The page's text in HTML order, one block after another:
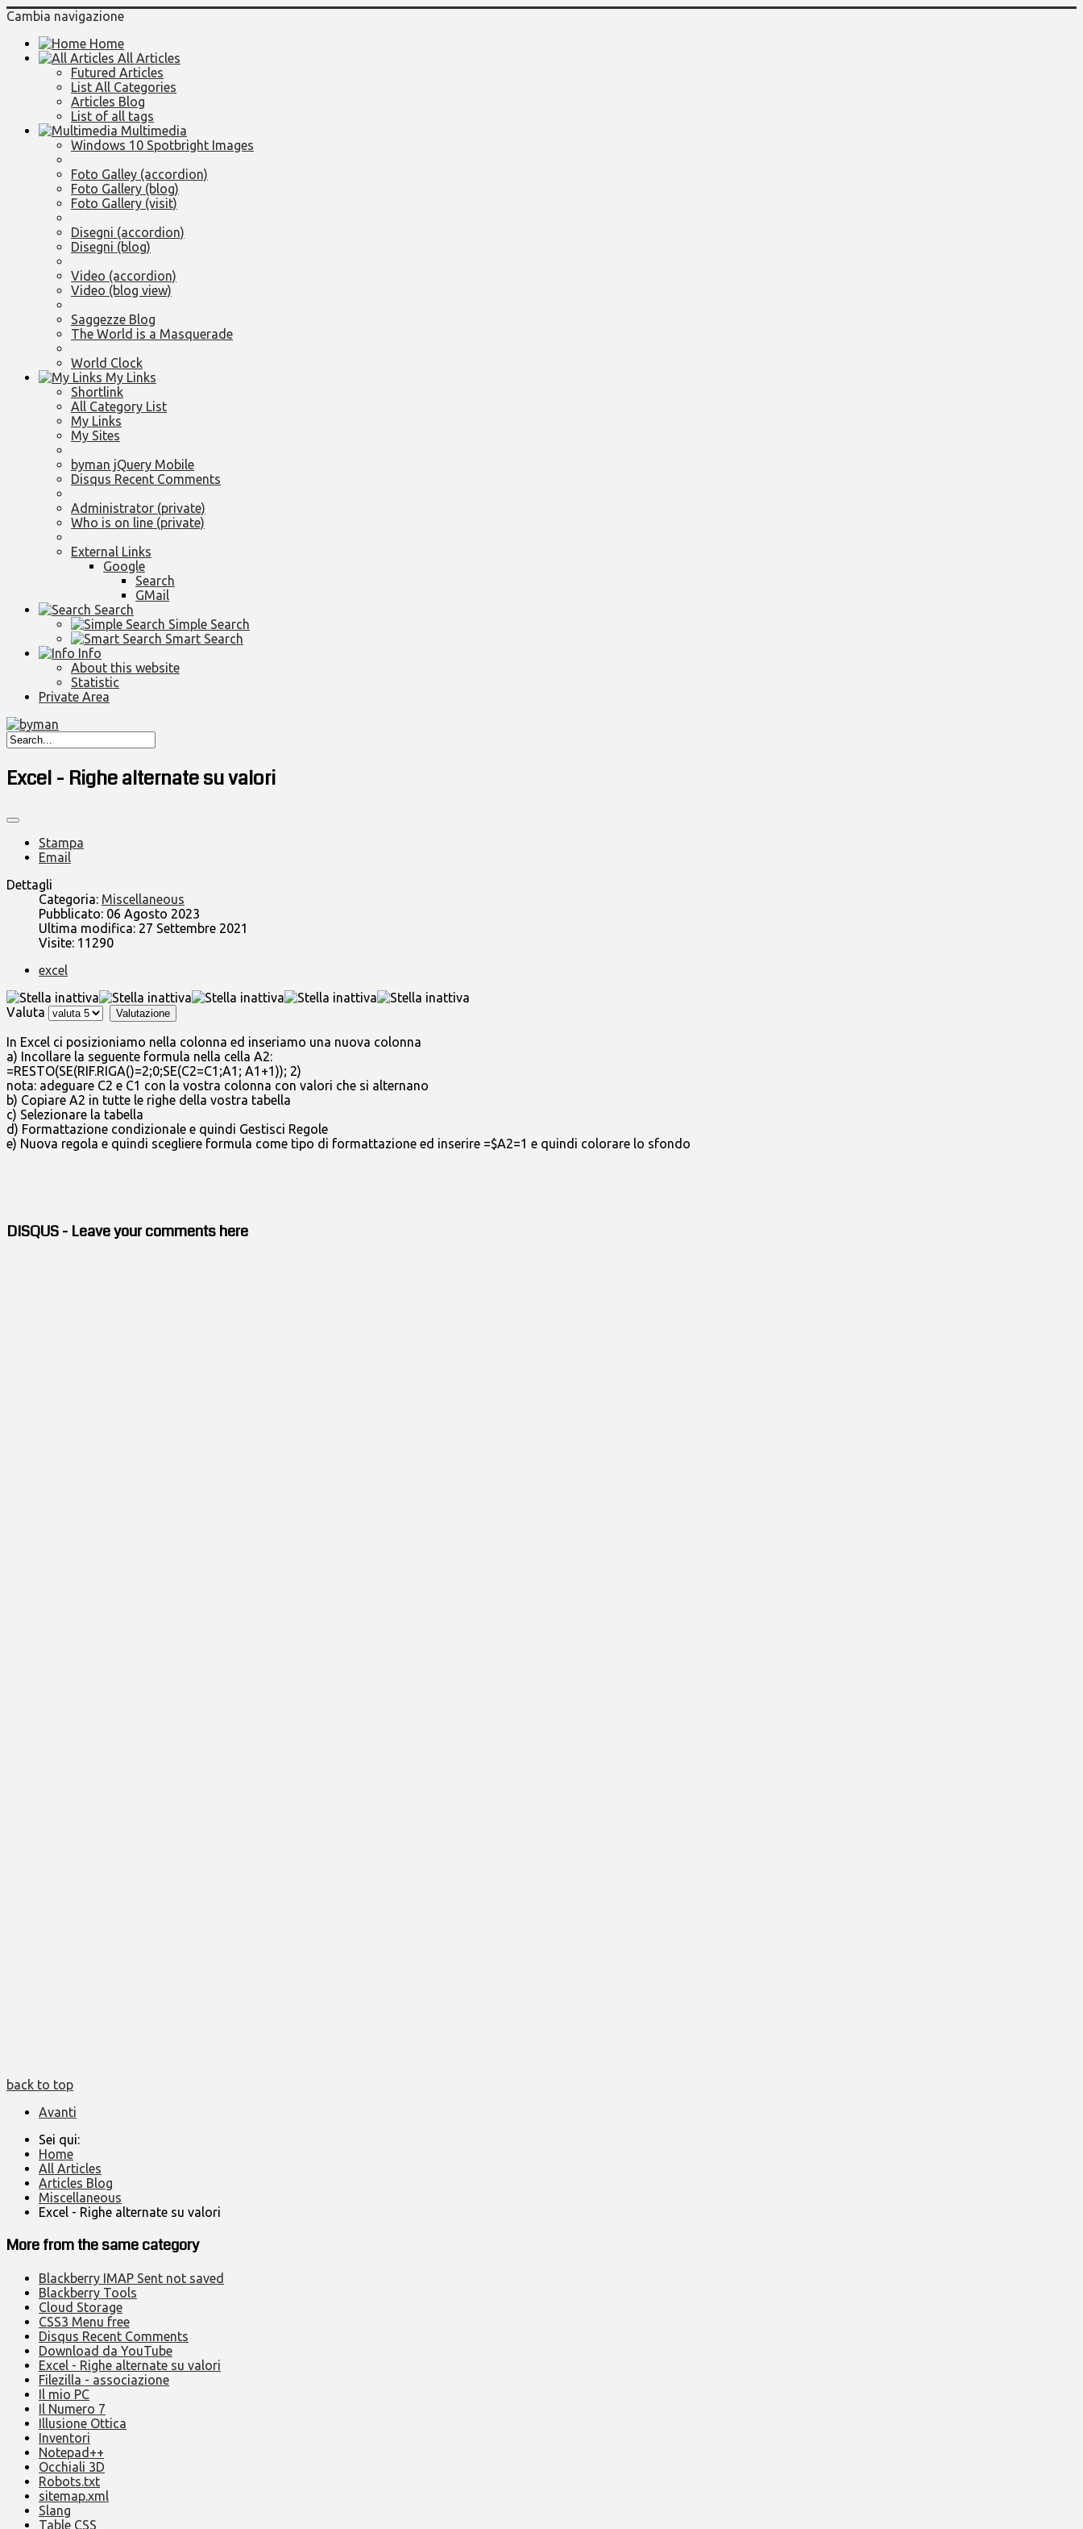
Cambia navigazione
Home
All Articles
Futured Articles
List All Categories
Articles Blog
List of all tags
Multimedia
Windows 10 Spotbright Images
Foto Galley (accordion)
Foto Gallery (blog)
Foto Gallery (visit)
Disegni (accordion)
Disegni (blog)
Video (accordion)
Video (blog view)
Saggezze Blog
The World is a Masquerade
World Clock
My Links
Shortlink
All Category List
My Links
My Sites
byman jQuery Mobile
Disqus Recent Comments
Administrator (private)
Who is on line (private)
External Links
Google
Search
GMail
Search
Simple Search
Smart Search
Info
About this website
Statistic
Private Area
Excel - Righe alternate su valori
Stampa
Email
Dettagli
Categoria: Miscellaneous
Pubblicato: 06 Agosto 2023
Ultima modifica: 27 Settembre 2021
Visite: 11290
excel
Valuta
In Excel ci posizioniamo nella colonna ed inseriamo una nuova colonna
a) Incollare la seguente formula nella cella A2:
=RESTO(SE(RIF.RIGA()=2;0;SE(C2=C1;A1; A1+1)); 2)
nota: adeguare C2 e C1 con la vostra colonna con valori che si alternano
b) Copiare A2 in tutte le righe della vostra tabella
c) Selezionare la tabella
d) Formattazione condizionale e quindi Gestisci Regole
e) Nuova regola e quindi scegliere formula come tipo di formattazione ed inserire =$A2=1 e quindi colorare lo sfondo
DISQUS - Leave your comments here
back to top
Avanti
Sei qui:
Home
All Articles
Articles Blog
Miscellaneous
Excel - Righe alternate su valori
More from the same category
Blackberry IMAP Sent not saved
Blackberry Tools
Cloud Storage
CSS3 Menu free
Disqus Recent Comments
Download da YouTube
Excel - Righe alternate su valori
Filezilla - associazione
Il mio PC
Il Numero 7
Illusione Ottica
Inventori
Notepad++
Occhiali 3D
Robots.txt
sitemap.xml
Slang
Table CSS